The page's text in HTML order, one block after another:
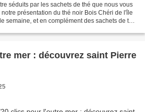
séduits par les sachets de thé que nous vous
présentation du thé noir Bois Chéri de l'île
semaine, et en complément des sachets de thé
mer : découvrez saint Pierre